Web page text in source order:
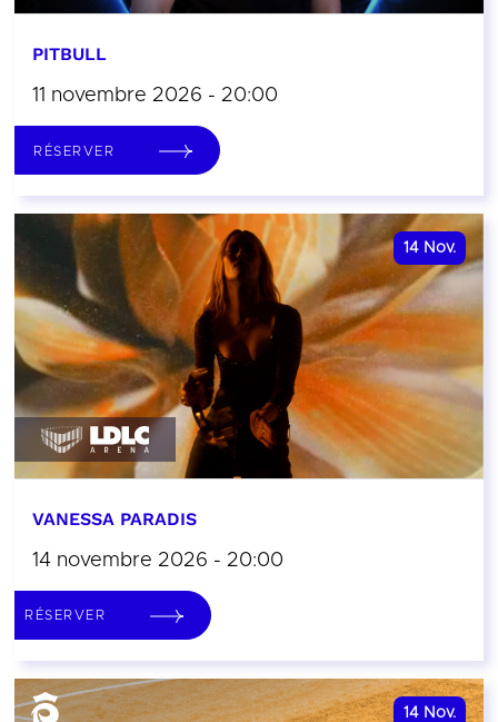
PITBULL
11 novembre 2026 - 20:00
RÉSERVER
14 Nov.
VANESSA PARADIS
14 novembre 2026 - 20:00
RÉSERVER
14 Nov.